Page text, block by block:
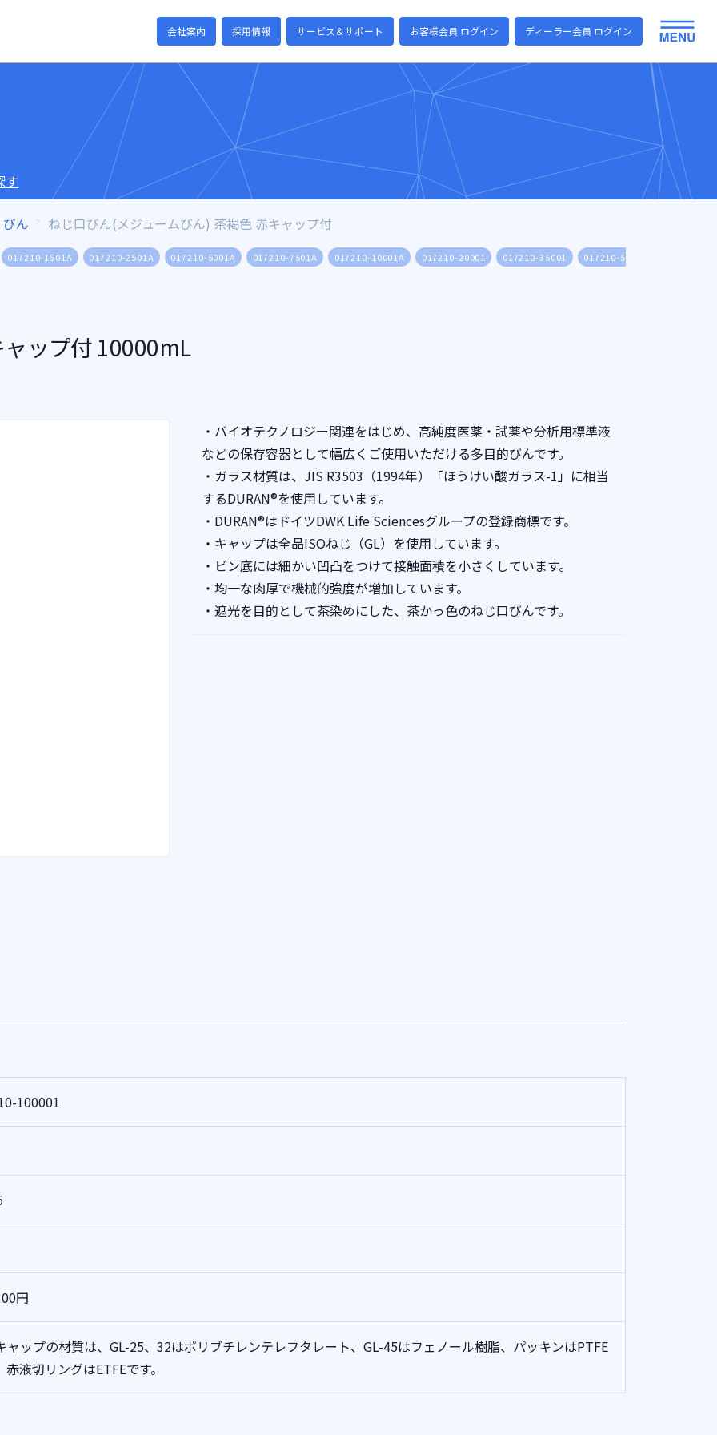
会社案内 採用情報 サービス＆サポート お客様会員 ログイン ディーラー会員 ログイン
す
びん ねじ口びん(メジュームびん) 茶褐色 赤キャップ付
017210-1501A 017210-2501A 017210-5001A 017210-7501A 017210-10001A 017210-20001 017210-35001 017210-50001
ップ付 10000mL
・バイオテクノロジー関連をはじめ、高純度医薬・試薬や分析用標準液
などの保存容器として幅広くご使用いただける多目的びんです。
・ガラス材質は、JIS R3503（1994年）「ほうけい酸ガラス-1」に相当
するDURAN®を使用しています。
・DURAN®はドイツDWK Life Sciencesグループの登録商標です。
・キャップは全品ISOねじ（GL）を使用しています。
・ビン底には細かい凹凸をつけて接触面積を小さくしています。
・均一な肉厚で機械的強度が増加しています。
・遮光を目的として茶染めにした、茶かっ色のねじ口びんです。
100001
円
ップの材質は、GL-25、32はポリブチレンテレフタレート、GL-45はフェノール樹脂、パッキンはPTFE
赤液切リングはETFEです。